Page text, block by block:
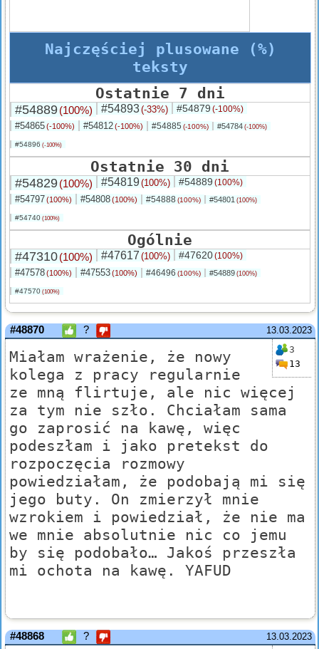
Najczęściej plusowane (%)
teksty
Ostatnie 7 dni
#54889(100%) #54893(-33%) #54879 (-100%)
#54865(-100%) #54812(-100%) #54885 (-100%) #54784 (-100%)
#54896 (-100%)
Ostatnie 30 dni
#54829(100%) #54819(100%) #54889 (100%)
#54797(100%) #54808(100%) #54888 (100%) #54801 (100%)
#54740 (100%)
Ogólnie
#47310(100%) #47617 (100%) #47620(100%)
#47578(100%) #47553(100%) #46496 (100%) #54889 (100%)
#47570 (100%)
13.03.2023
#48870 ?
3
13
Miałam wrażenie, że nowy
kolega z pracy regularnie
ze mną flirtuje, ale nic więcej
za tym nie szło. Chciałam sama
go zaprosić na kawę, więc
podeszłam i jako pretekst do
rozpoczęcia rozmowy
powiedziałam, że podobają mi się
jego buty. On zmierzył mnie
wzrokiem i powiedział, że nie ma
we mnie absolutnie nic co jemu
by się podobało… Jakoś przeszła
mi ochota na kawę. YAFUD
13.03.2023
#48868 ?